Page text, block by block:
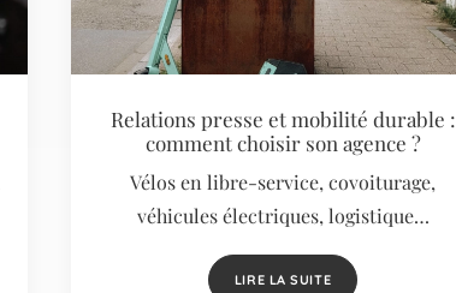
Relations presse et mobilité durable :
comment choisir son agence ?
Vélos en libre-service, covoiturage,
véhicules électriques, logistique…
LIRE LA SUITE